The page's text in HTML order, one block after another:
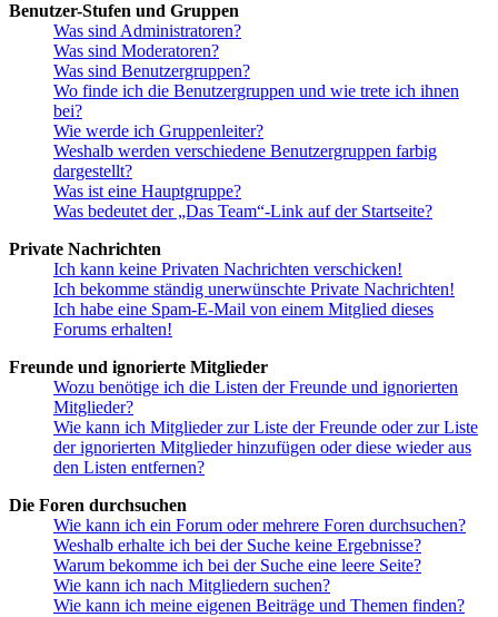
Benutzer-Stufen und Gruppen
Was sind Administratoren?
Was sind Moderatoren?
Was sind Benutzergruppen?
Wo finde ich die Benutzergruppen und wie trete ich ihnen
bei?
Wie werde ich Gruppenleiter?
Weshalb werden verschiedene Benutzergruppen farbig
dargestellt?
Was ist eine Hauptgruppe?
Was bedeutet der „Das Team“-Link auf der Startseite?
Private Nachrichten
Ich kann keine Privaten Nachrichten verschicken!
Ich bekomme ständig unerwünschte Private Nachrichten!
Ich habe eine Spam-E-Mail von einem Mitglied dieses
Forums erhalten!
Freunde und ignorierte Mitglieder
Wozu benötige ich die Listen der Freunde und ignorierten
Mitglieder?
Wie kann ich Mitglieder zur Liste der Freunde oder zur Liste
der ignorierten Mitglieder hinzufügen oder diese wieder aus
den Listen entfernen?
Die Foren durchsuchen
Wie kann ich ein Forum oder mehrere Foren durchsuchen?
Weshalb erhalte ich bei der Suche keine Ergebnisse?
Warum bekomme ich bei der Suche eine leere Seite?
Wie kann ich nach Mitgliedern suchen?
Wie kann ich meine eigenen Beiträge und Themen finden?